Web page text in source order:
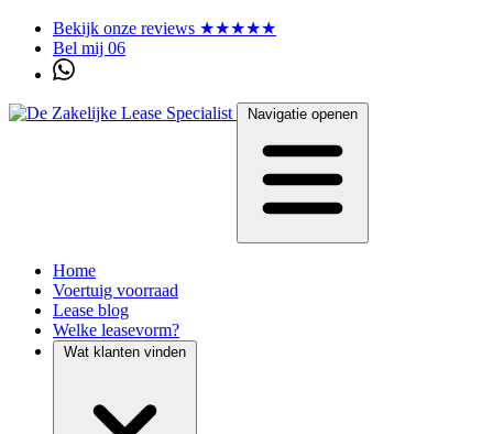
Bekijk onze reviews ★★★★★
Bel mij 06
Navigatie openen
Home
Voertuig voorraad
Lease blog
Welke leasevorm?
Wat klanten vinden